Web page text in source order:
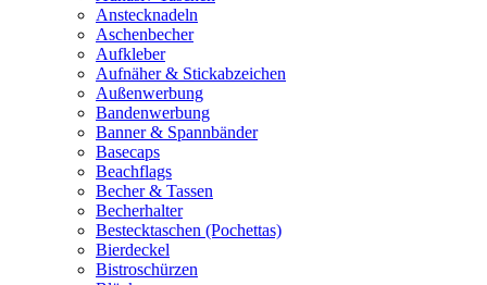
Anstecknadeln
Aschenbecher
Aufkleber
Aufnäher & Stickabzeichen
Außenwerbung
Bandenwerbung
Banner & Spannbänder
Basecaps
Beachflags
Becher & Tassen
Becherhalter
Bestecktaschen (Pochettas)
Bierdeckel
Bistroschürzen